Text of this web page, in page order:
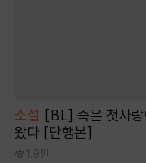
소설 [BL] 죽은 첫사
왔다 [단행본]
1.9만